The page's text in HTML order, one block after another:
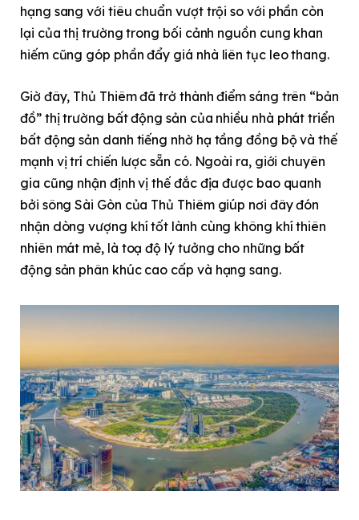
hạng sang với tiêu chuẩn vượt trội so với phần còn
lại của thị trường trong bối cảnh nguồn cung khan
hiếm cũng góp phần đẩy giá nhà liên tục leo thang.
Giờ đây, Thủ Thiêm đã trở thành điểm sáng trên “bản
đồ” thị trường bất động sản của nhiều nhà phát triển
bất động sản danh tiếng nhờ hạ tầng đồng bộ và thế
mạnh vị trí chiến lược sẵn có. Ngoài ra, giới chuyên
gia cũng nhận định vị thế đắc địa được bao quanh
bởi sông Sài Gòn của Thủ Thiêm giúp nơi đây đón
nhận dòng vượng khí tốt lành cùng không khí thiên
nhiên mát mẻ, là toạ độ lý tưởng cho những bất
động sản phân khúc cao cấp và hạng sang.